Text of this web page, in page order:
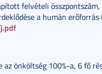
felvételi
a humán
önköltség 100%-a, 6 fő